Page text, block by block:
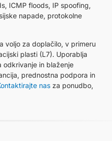
ICMP floods, IP spoofing,
napade, protokolne
voljo za doplačilo, v primeru
plasti (L7). Uporablja
in blaženje
prednostna podpora in
nas za ponudbo,